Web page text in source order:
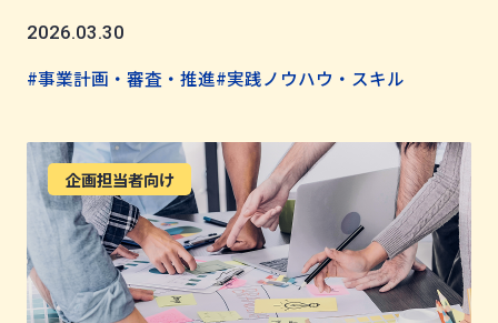
2026.03.30
#事業計画・審査・推進#実践ノウハウ・スキル
企画担当者向け